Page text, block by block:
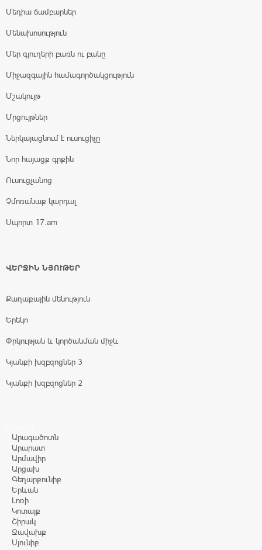
Մեդիա ճամբարներ
Մենախոսություն
Մեր գյուղերի բառն ու բանը
Միջազգային համագործակցություն
Մշակույթ
Մրցույթներ
Ներկայացնում է ուսուցիչը
Նոր հայացք գրքին
Ուսուցչանոց
Չմոռանաք կարդալ
Սպորտ 17.am
ՎԵՐՋԻՆ ՆՅՈՒԹԵՐ
Քաղաքային մենություն
Երեկո
Փրկության և կործանման միջև
Կյանքի խզբզոցներ 3
Կյանքի խզբզոցներ 2
Արագածոտն
Արարատ
Արմավիր
Արցախ
Գեղարքունիք
Երևան
Լոռի
Կոտայք
Շիրակ
Ջավախք
Սյունիք